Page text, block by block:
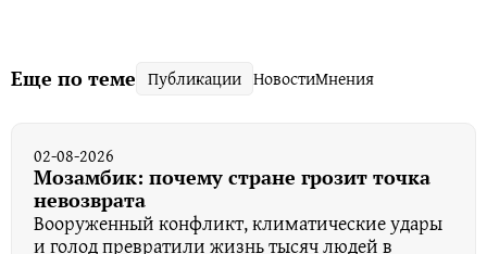
Еще по теме Публикации НовостиМнения
02-08-2026
Мозамбик: почему стране грозит точка
невозврата
Вооруженный конфликт, климатические удары
и голод превратили жизнь тысяч людей в